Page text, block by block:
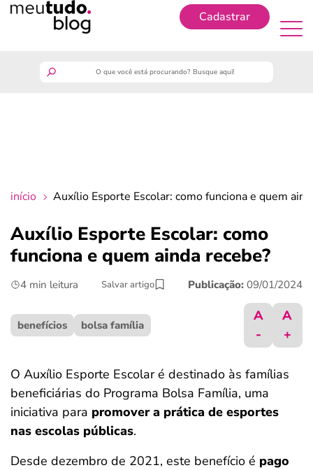
Cadastrar
crédito fácil
últimas notícias
ferramentas
início Auxílio Esporte Escolar: como funciona e quem
Auxílio Esporte Escolar: como
funciona e quem ainda recebe?
4 min leitura Salvar artigo Publicação: 09/01/2024
benefícios bolsa família
A
-
A
+
O Auxílio Esporte Escolar é destinado às famílias
beneficiárias do Programa Bolsa Família, uma
iniciativa para promover a prática de esportes
nas escolas públicas.
Desde dezembro de 2021, este benefício é pago